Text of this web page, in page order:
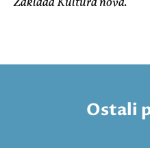
Ostali